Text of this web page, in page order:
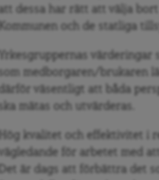
att dessa har rätt att välja
Kommunen och de statliga
Yrkesgruppernas
som medborgaren/brukaren
därför väsentligt att båda
ska mätas och utvärderas.
Hög kvalitet och effektivitet i
vägledande för arbetet med
Det är dags att förbättra det